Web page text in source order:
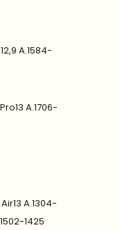
A.1584-
A.1706-
A.1304-
1425